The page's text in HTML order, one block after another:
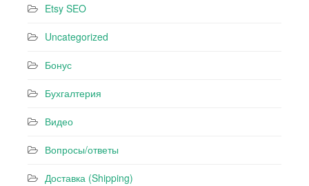
Etsy SEO
Uncategorized
Бонус
Бухгалтерия
Видео
Вопросы/ответы
Доставка (Shipping)